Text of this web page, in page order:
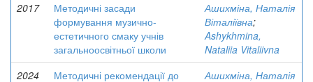
2017
Методичні засади
формування музично-
естетичного смаку учнів
загальноосвітньої школи
Ашихміна, Наталія
Віталіївна;
Ashykhmina,
Nataliia Vitaliivna
2024
Методичні рекомендації до
Ашихміна, Наталія